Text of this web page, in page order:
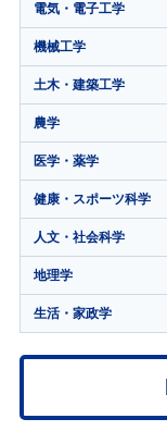
電気・電子工学
機械工学
土木・建築工学
農学
医学・薬学
健康・スポーツ科学
人文・社会科学
地理学
生活・家政学